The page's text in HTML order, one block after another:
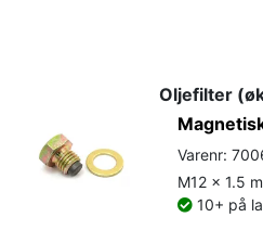
Oljefilter
Varenr:
M12 x 1.5
10+ på